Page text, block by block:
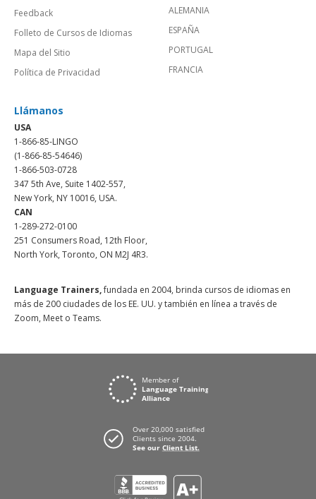
Feedback
Folleto de Cursos de Idiomas
Mapa del Sitio
Política de Privacidad
ALEMANIA
ESPAÑA
PORTUGAL
FRANCIA
Llámanos
USA
1-866-85-LINGO
(1-866-85-54646)
1-866-503-0728
347 5th Ave, Suite 1402-557,
New York, NY 10016, USA.
CAN
1-289-272-0100
251 Consumers Road, 12th Floor,
North York, Toronto, ON M2J 4R3.
Language Trainers,fundada en 2004, brinda cursos de idiomas en
más de 200 ciudades de los EE. UU. y también en línea a través de
Zoom, Meet o Teams.